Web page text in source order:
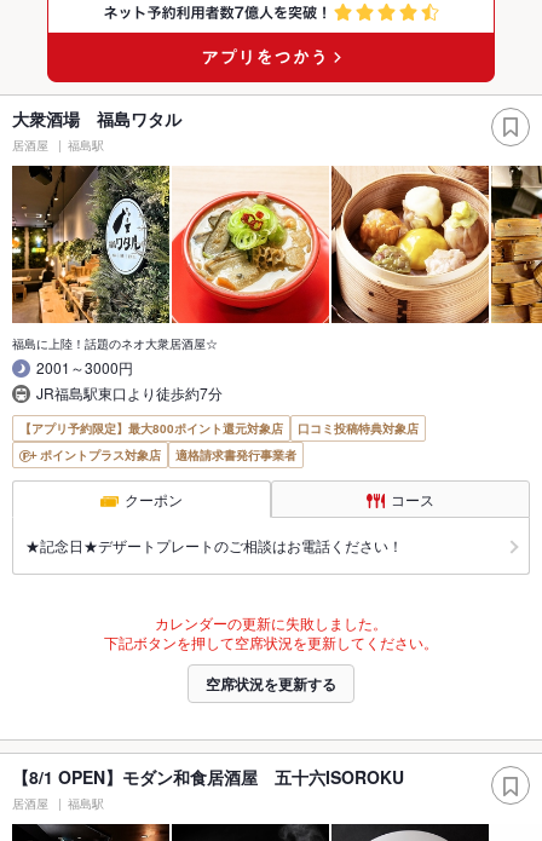
大衆酒場 福島ワタル
居酒屋 福島駅
福島に上陸！話題のネオ大衆居酒屋☆
2001～3000円
JR福島駅東口より徒歩約7分
【アプリ予約限定】最大800ポイント還元対象店
口コミ投稿特典対象店
ポイントプラス対象店
適格請求書発行事業者
クーポン コース
★記念日★デザートプレートのご相談はお電話ください！
カレンダーの更新に失敗しました。
下記ボタンを押して空席状況を更新してください。
空席状況を更新する
【8/1 OPEN】モダン和食居酒屋 五十六ISOROKU
居酒屋 福島駅